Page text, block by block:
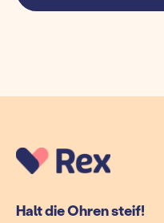
Halt die Ohren steif!